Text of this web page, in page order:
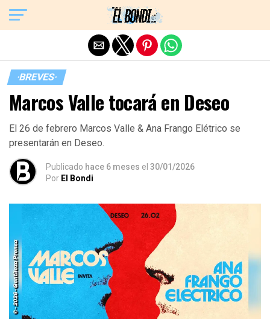
·BREVES·
Marcos Valle tocará en Deseo
El 26 de febrero Marcos Valle & Ana Frango Elétrico se
presentarán en Deseo.
Publicado hace 6 meses el 30/01/2026
Por El Bondi
Exit mobile version